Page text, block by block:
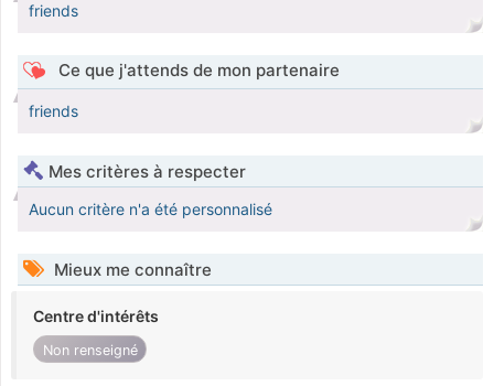
friends
Ce que j'attends de mon partenaire
friends
Mes critères à respecter
Aucun critère n'a été personnalisé
Mieux me connaître
Centre d'intérêts
Non renseigné